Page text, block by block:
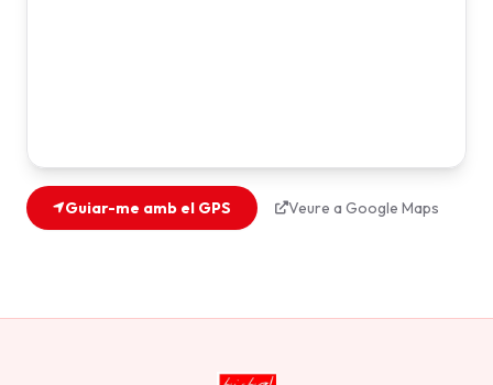
Guiar-me amb el GPS Veure a Google Maps